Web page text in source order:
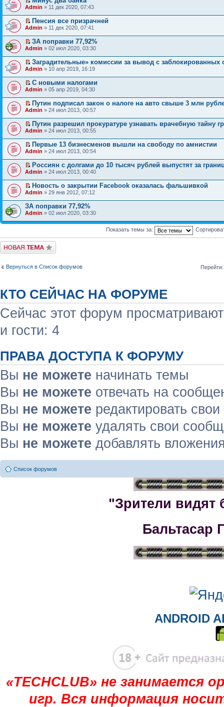
Admin » 11 дек 2020, 07:43
Пенсия все призрачней
Admin » 11 дек 2020, 07:41
ЗА поправки 77,92%
Admin » 02 июл 2020, 03:30
Заградительные» комиссии за вывод с заблокированных
Admin » 10 апр 2019, 16:19
С новыми налогами
Admin » 05 апр 2019, 04:30
Путин подписал закон о налоге на авто свыше 3 млн
Admin » 24 июл 2013, 00:57
Путин разрешил прокуратуре узнавать врачебную тайну
Admin » 24 июл 2013, 00:55
Первые 13 бизнесменов вышли на свободу по амнистии
Admin » 24 июл 2013, 00:54
Россиян с долгами до 10 тысяч рублей выпустят за
Admin » 24 июл 2013, 00:40
Новость о закрытии Facebook оказалась фальшивкой
Admin » 29 янв 2012, 07:12
ЗА поправки 77,92%
Admin » 02 июл 2020, 03:30
Показать темы за:
Начать новую тему
Вернуться в Список форумов Перейти:
КТО СЕЙЧАС НА ФОРУМЕ
Сейчас этот форум
и гости: 4
ПРАВА ДОСТУПА К ФОРУМУ
Вы не можете начинать темы
Вы не можете отвечать на
Вы не можете редактировать
Вы не можете удалять свои
Вы не можете добавлять
Список форумов
"Зрители видят
Бальтасар
ANDROID
«TECHCLUB» не занимается
игр. Вся информация